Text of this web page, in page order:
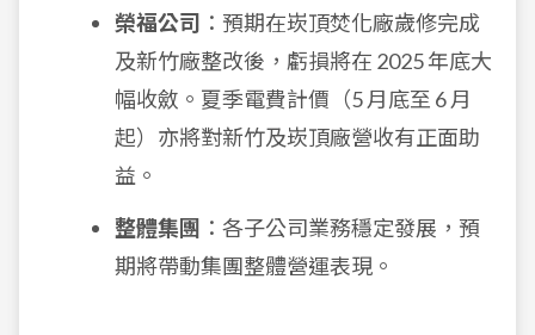
榮福公司 ：預期在崁頂焚化廠歲修完成
及新竹廠整改後，虧損將在 2025 年底大
幅收斂。夏季電費計價（5 月底至 6 月
起）亦將對新竹及崁頂廠營收有正面助
益。
整體集團 ：各子公司業務穩定發展，預
期將帶動集團整體營運表現。